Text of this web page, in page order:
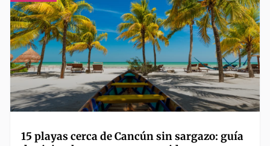
15 playas cerca de Cancún sin sargazo: guía